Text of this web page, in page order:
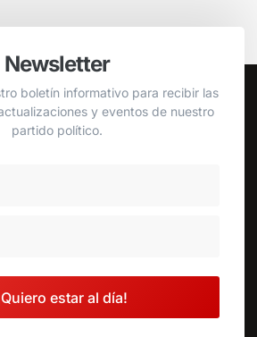
Newsletter
boletín informativo para recibir las
y eventos de nuestro
partido político.
estar al día!